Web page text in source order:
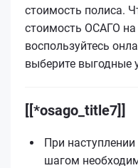
стоимость полиса.
стоимость ОСАГО
воспользуйтесь
выберите выгодные
[[*osago_title7]]
При
шагом